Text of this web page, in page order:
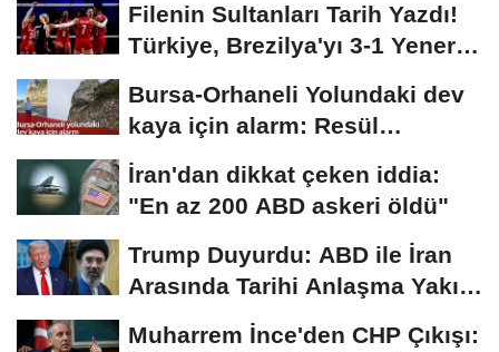
Filenin Sultanları Tarih Yazdı!
Türkiye, Brezilya'yı 3-1 Yenerek
Bursa-Orhaneli Yolundaki dev
kaya için alarm: Resül
Kaplan'dan yetkililere...
İran'dan dikkat çeken iddia:
"En az 200 ABD askeri öldü"
Trump Duyurdu: ABD ile İran
Arasında Tarihi Anlaşma Yakın!
Muharrem İnce'den CHP Çıkışı: